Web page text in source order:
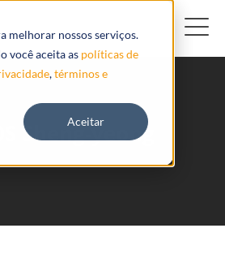
melhorar nossos serviços.
você aceita as políticas de
,términos e
Aceitar
Sheng-yeong